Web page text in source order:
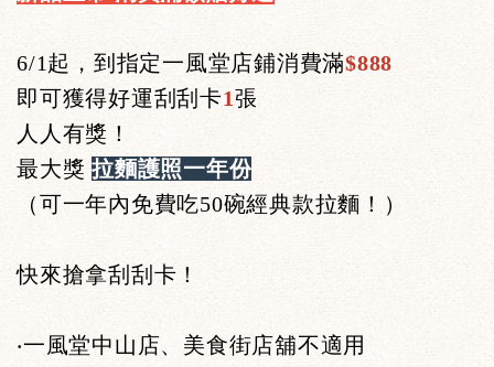
6/1起，到指定一風堂店鋪消費滿$888
即可獲得好運刮刮卡1張
人人有獎！
最大獎 拉麵護照一年份
（可一年內免費吃50碗經典款拉麵！）
快來搶拿刮刮卡！
‧一風堂中山店、美食街店舖不適用